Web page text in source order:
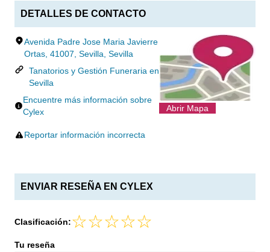
DETALLES DE CONTACTO
Avenida Padre Jose Maria Javierre
Ortas, 41007, Sevilla, Sevilla
Tanatorios y Gestión Funeraria en
Sevilla
Encuentre más información sobre
Cylex
Reportar información incorrecta
Abrir Mapa
ENVIAR RESEÑA EN CYLEX
Clasificación:
Tu reseña